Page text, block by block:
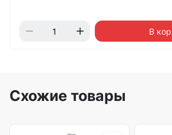
В
Схожие товары